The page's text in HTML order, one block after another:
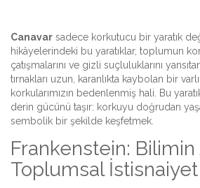
Canavar sadece korkutucu bir yaratık
hikâyelerindeki bu yaratıklar, toplumun
çatışmalarını ve gizli suçluluklarını
tırnakları uzun, karanlıkta kaybolan bir
korkularımızın bedenlenmiş hali. Bu
derin gücünü taşır: korkuyu doğrudan
sembolik bir şekilde keşfetmek.
Frankenstein: Bilimin
Toplumsal İstisnaiyet